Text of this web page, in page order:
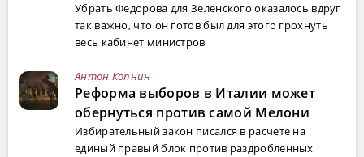
Убрать Федорова для Зеленского оказалось вдруг
так важно, что он готов был для этого грохнуть
весь кабинет министров
Антон Копнин
Реформа выборов в Италии может
обернуться против самой Мелони
Избирательный закон писался в расчете на
единый правый блок против раздробленных